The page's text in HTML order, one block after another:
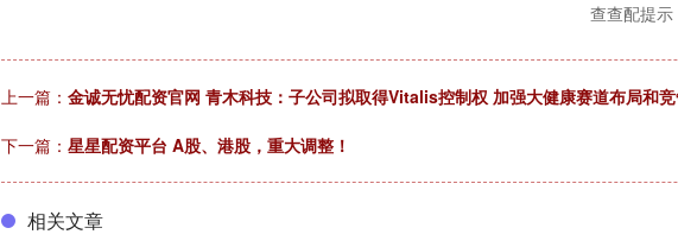
查查配提示
上一篇： 金诚无忧配资官网 青木科技：子公司拟取得Vitalis控制权 加强大健康赛道布局和
下一篇： 星星配资平台 A股、港股，重大调整！
相关文章